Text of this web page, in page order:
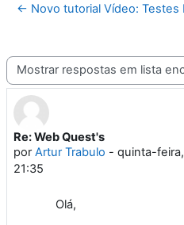
← Novo tutorial Vídeo: Testes
Modo de visualização
Re: Web Quest's
porArtur Trabulo - quinta-
21:35
Número de respostas: 0
Olá,